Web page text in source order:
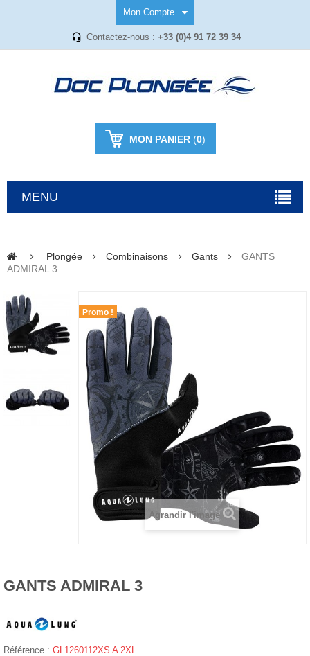
Mon Compte
Contactez-nous : +33 (0)4 91 72 39 34
MON PANIER(0)
MENU
Plongée Combinaisons Gants
GANTS
ADMIRAL 3
Promo !
Agrandir l'image
GANTS ADMIRAL 3
Référence : GL1260112XS A 2XL